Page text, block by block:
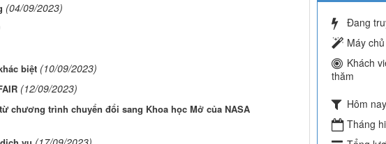
(04/09/2023)
biệt (10/09/2023)
(12/09/2023)
chương trình chuyển đổi sang Khoa học Mở của NASA
Đang
Máy
Khách
thăm
Hôm nay
Tháng